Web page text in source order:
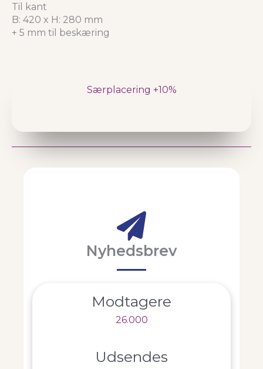
Til kant
B: 420 x H: 280 mm
+ 5 mm til beskæring
Særplacering +10%
Nyhedsbrev
Modtagere
26.000
Udsendes